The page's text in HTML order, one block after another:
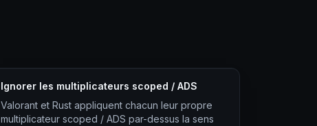
Ignorer les multiplicateurs scoped / ADS
Valorant et Rust appliquent chacun leur propre
multiplicateur scoped / ADS par-dessus la sens